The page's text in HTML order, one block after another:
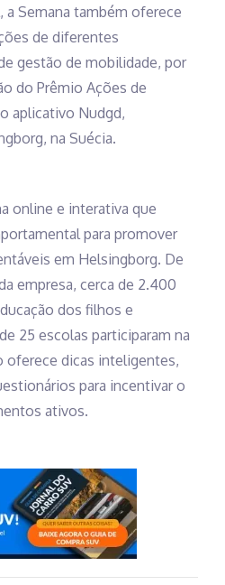
Semana também oferece
de diferentes
gestão de mobilidade, por
do Prêmio Ações de
aplicativo Nudgd,
na Suécia.
online e interativa que
para promover
​​em Helsingborg. De
empresa, cerca de 2.400
dos filhos e
25 escolas participaram na
oferece dicas inteligentes,
para incentivar o
ativos.